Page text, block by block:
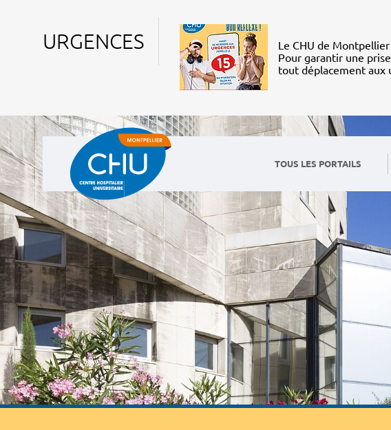
URGENCES
Le CHU de
Pour garantir une
tout déplacement aux
TOUS LES PORTAILS